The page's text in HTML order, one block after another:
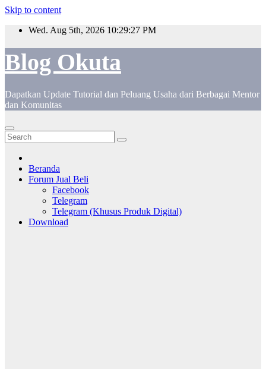
Skip to content
Wed. Aug 5th, 2026 10:29:27 PM
Blog Okuta
Dapatkan Update Tutorial dan Peluang Usaha dari Berbagai Mentor
dan Komunitas
Beranda
Forum Jual Beli
Facebook
Telegram
Telegram (Khusus Produk Digital)
Download